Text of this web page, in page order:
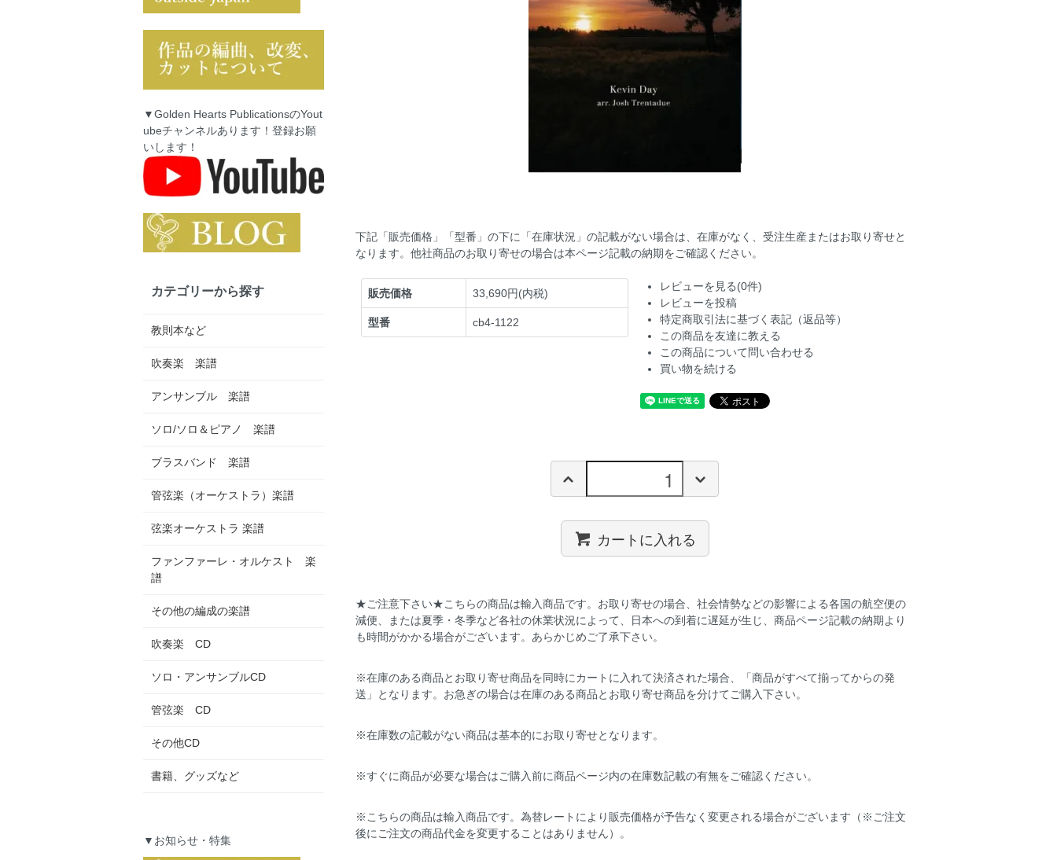
下記「販売価格」「型番」の下に「在庫状況」の記載がない場合は、在庫がなく、受注生産またはお取り寄せと
なります。他社商品のお取り寄せの場合は本ページ記載の納期をご確認ください。
販売価格 33,690円(内税)
型番 cb4-1122
レビューを見る(0件)
レビューを投稿
特定商取引法に基づく表記（返品等）
この商品を友達に教える
この商品について問い合わせる
買い物を続ける
カートに入れる
★ご注意下さい★こちらの商品は輸入商品です。お取り寄せの場合、社会情勢などの影響による各国の航空便の
減便、または夏季・冬季など各社の休業状況によって、日本への到着に遅延が生じ、商品ページ記載の納期より
も時間がかかる場合がございます。あらかじめご了承下さい。
※在庫のある商品とお取り寄せ商品を同時にカートに入れて決済された場合、「商品がすべて揃ってからの発
送」となります。お急ぎの場合は在庫のある商品とお取り寄せ商品を分けてご購入下さい。
※在庫数の記載がない商品は基本的にお取り寄せとなります。
※すぐに商品が必要な場合はご購入前に商品ページ内の在庫数記載の有無をご確認ください。
※こちらの商品は輸入商品です。為替レートにより販売価格が予告なく変更される場合がございます（※ご注文
後にご注文の商品代金を変更することはありません）。
▼Golden Hearts PublicationsのYout
ubeチャンネルあります！登録お願
いします！
カテゴリーから探す
教則本など
吹奏楽 楽譜
アンサンブル 楽譜
ソロ/ソロ＆ピアノ 楽譜
ブラスバンド 楽譜
管弦楽（オーケストラ）楽譜
弦楽オーケストラ 楽譜
ファンファーレ・オルケスト 楽
譜
その他の編成の楽譜
吹奏楽 CD
ソロ・アンサンブルCD
管弦楽 CD
その他CD
書籍、グッズなど
▼お知らせ・特集